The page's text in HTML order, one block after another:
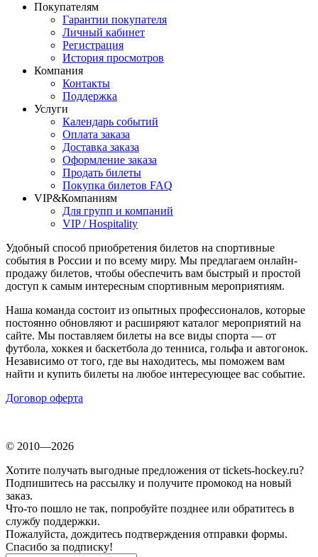
Покупателям
Гарантии покупателя
Личный кабинет
Регистрация
История просмотров
Компания
Контакты
Поддержка
Услуги
Календарь событий
Оплата заказа
Доставка заказа
Оформление заказа
Продать билеты
Покупка билетов FAQ
VIP&Компаниям
Для групп и компаний
VIP / Hospitality
Удобный способ приобретения билетов на спортивные
события в России и по всему миру. Мы предлагаем онлайн-
продажу билетов, чтобы обеспечить вам быстрый и простой
доступ к самым интересным спортивным мероприятиям.
Наша команда состоит из опытных профессионалов, которые
постоянно обновляют и расширяют каталог мероприятий на
сайте. Мы поставляем билеты на все виды спорта — от
футбола, хоккея и баскетбола до тенниса, гольфа и автогонок.
Независимо от того, где вы находитесь, мы поможем вам
найти и купить билеты на любое интересующее вас событие.
Договор оферта
© 2010—2026
Хотите получать выгодные предложения от tickets-hockey.ru?
Подпишитесь на рассылку и получите промокод на новый
заказ.
Что-то пошло не так, попробуйте позднее или обратитесь в
службу поддержки.
Пожалуйста, дождитесь подтверждения отправки формы.
Спасибо за подписку!